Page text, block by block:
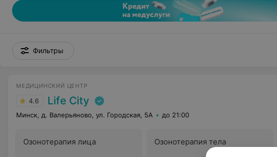
Фильтры
МЕДИЦИНСКИЙ ЦЕНТР
4.6 Life City
Минск, д. Валерьяново, ул. Городская, 5А до 21:00
Озонотерапия лица Озонотерапия тела